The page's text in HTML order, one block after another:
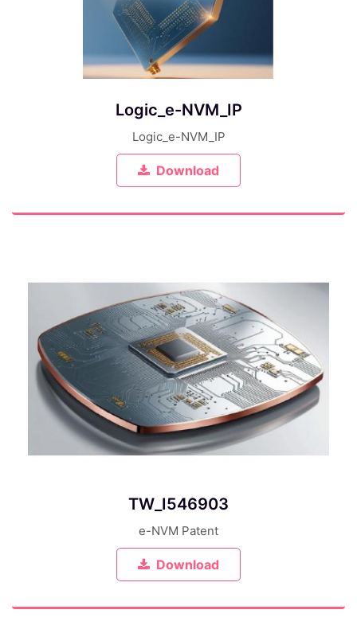
Logic_e-NVM_IP
Logic_e-NVM_IP
Download
TW_I546903
e-NVM Patent
Download